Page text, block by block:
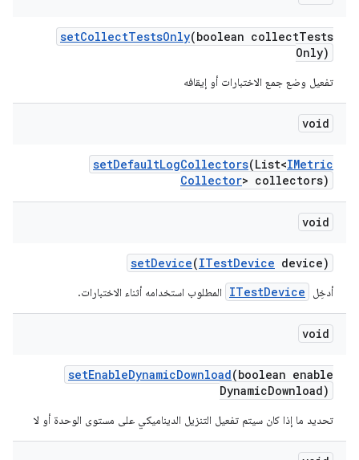
setCollectTestsOnly(boolean collectTests
Only)
تفعيل وضع جمع الاختبارات أو إيقافه
void
setDefaultLogCollectors(List<IMetric
Collector> collectors)
void
setDevice(ITestDevice device)
أدخِل ITestDevice المطلوب استخدامه أثناء الاختبارات.
void
setEnableDynamicDownload(boolean enable
DynamicDownload)
تحديد ما إذا كان سيتم تفعيل التنزيل الديناميكي على مستوى الوحدة أو لا